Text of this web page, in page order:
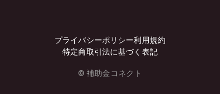
プライバシーポリシー利用規約
特定商取引法に基づく表記
© 補助金コネクト